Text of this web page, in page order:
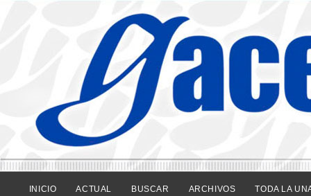
INICIO ACTUAL BUSCAR ARCHIVOS TODA LA